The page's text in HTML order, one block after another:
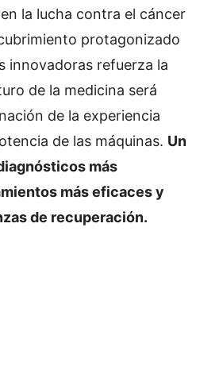
la lucha contra el cáncer
protagonizado
innovadoras refuerza la
de la medicina será
de la experiencia
de las máquinas. Un
más
más eficaces y
de recuperación.